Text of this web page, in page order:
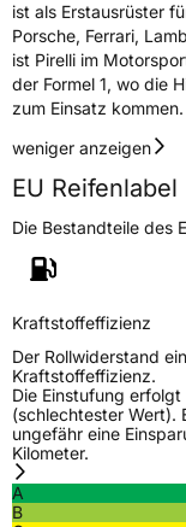
3PMSF /
EisgripNein
EPREL ID
2518376
Allgemeine
Herstellerkontakt
ist als Erstausrüster
Porsche, Ferrari,
ist Pirelli im
der Formel 1, wo die
zum Einsatz kommen.
weniger anzeigen
EU Reifenlabel
Die Bestandteile des
Kraftstoffeffizienz
Der Rollwiderstand
Kraftstoffeffizienz.
Die Einstufung
(schlechtester Wert).
ungefähr eine
Kilometer.
A
B